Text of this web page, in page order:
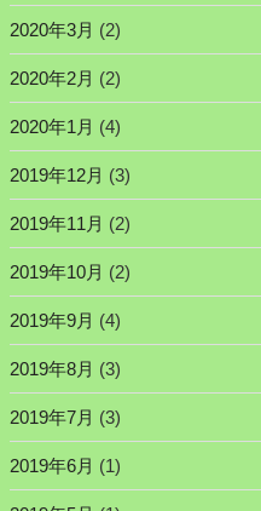
2020年3月 (2)
2020年2月 (2)
2020年1月 (4)
2019年12月 (3)
2019年11月 (2)
2019年10月 (2)
2019年9月 (4)
2019年8月 (3)
2019年7月 (3)
2019年6月 (1)